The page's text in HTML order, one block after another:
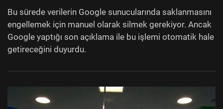
Bu sürede verilerin Google sunucularında saklanmasını
engellemek için manuel olarak silmek gerekiyor. Ancak
Google yaptığı son açıklama ile bu işlemi otomatik hale
getireceğini duyurdu.